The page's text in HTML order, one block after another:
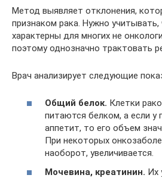
Метод выявляет отклонения,
признаком рака. Нужно
характерны для многих не
поэтому однозначно трактовать
Врач анализирует следующие
Общий белок. Клетки
питаются белком, а если у
аппетит, то его объем
При некоторых
наоборот, увеличивается.
Мочевина, креатинин. Их